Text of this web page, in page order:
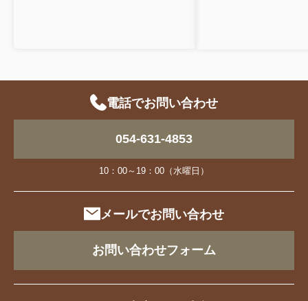
電話でお問い合わせ
054-631-4853
10：00～19：00（水曜日）
メールでお問い合わせ
お問い合わせフォーム